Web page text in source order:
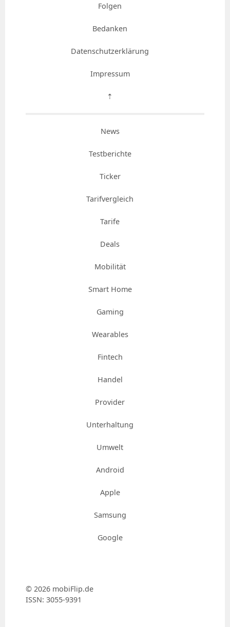
Folgen
Bedanken
Datenschutzerklärung
Impressum
⇡
News
Testberichte
Ticker
Tarifvergleich
Tarife
Deals
Mobilität
Smart Home
Gaming
Wearables
Fintech
Handel
Provider
Unterhaltung
Umwelt
Android
Apple
Samsung
Google
© 2026 mobiFlip.de
ISSN: 3055-9391